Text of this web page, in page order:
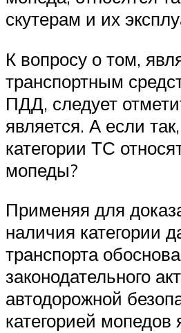
скутерам и их
К вопросу о том,
транспортным
ПДД, следует
является. А если
категории ТС
мопеды?
Применяя для
наличия категории
транспорта
законодательного
автодорожной
категорией мопедов